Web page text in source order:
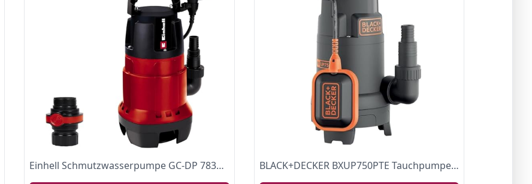
Einhell Schmutzwasserpumpe GC-DP 7835 (780 Watt, max. 15.700 l/h, max. 8 m Förderhöhe, Fremdkörper bis 35 mm, stufenloser Schwimmerschalter) BLACK+DECKER BXUP750PTE Tauchpumpe für Klar- und Schmutzwasser (750 W, max. Förderleistung 13.000 l/h, max. Förderhöhe 8 m)